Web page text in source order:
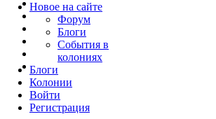
Новое на сайте
Форум
Блоги
События в
колониях
Блоги
Колонии
Войти
Peгиcтpaция